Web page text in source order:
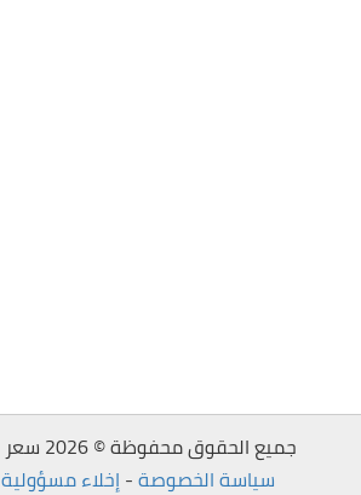
جميع الحقوق محفوظة © 2026 سعر الذهب اليومي
سياسة الخصوصة-إخلاء مسؤولية